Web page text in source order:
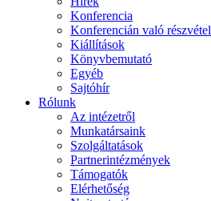
Konferencia
Konferencián való részvétel
Kiállítások
Könyvbemutató
Egyéb
Sajtóhír
Rólunk
Az intézetről
Munkatársaink
Szolgáltatások
Partnerintézmények
Támogatók
Elérhetőség